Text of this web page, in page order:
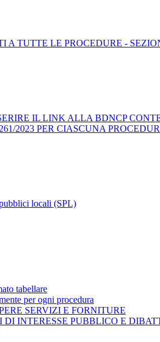
A TUTTE LE PROCEDURE -
IL LINK ALLA BDNCP
2023 PER CIASCUNA
locali (SPL)
tabellare
per ogni procedura
SERVIZI E FORNITURE
INTERESSE PUBBLICO E